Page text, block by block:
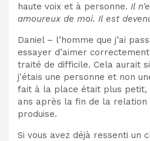
haute voix et à personne. Il
amoureux de moi. Il est
Daniel – l’homme que j’ai
essayer d’aimer
traité de difficile. Cela aurait
j'étais une personne et non
fait à la place était plus petit,
ans après la fin de la relation
produise.
Si vous avez déjà ressenti un